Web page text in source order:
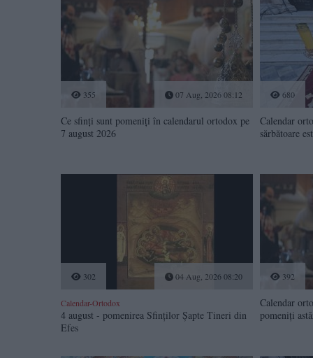
355 07 Aug, 2026 08:12
Ce sfinți sunt pomeniți în calendarul ortodox pe
7 august 2026
680
Calendar
sărbătoare
302 04 Aug, 2026 08:20
Calendar-Ortodox
4 august - pomenirea Sfinților Șapte Tineri din
Efes
392
Calendar
pomeniți